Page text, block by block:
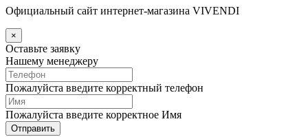
Официальный сайт интернет-магазина VIVENDI
×
Оставьте заявку
Нашему менеджеру
Пожалуйста введите корректный телефон
Пожалуйста введите корректное Имя
Отправить